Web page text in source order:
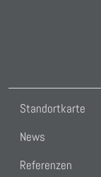
Standortkarte
News
Referenzen